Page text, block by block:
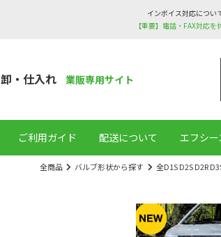
インボイス対応につい
【重要】電話・FAX対応を
卸・仕入れ 業販専用サイト
ご利用ガイド 配送について エフシ
全商品 バルブ形状から探す 全D1S D2S D2R